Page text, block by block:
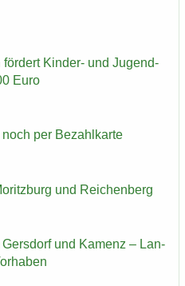
för­dert Kinder-​ und Ju­gend­
Euro
per Be­zahl­kar­te
und Rei­chen­berg
und Ka­menz – Lan­